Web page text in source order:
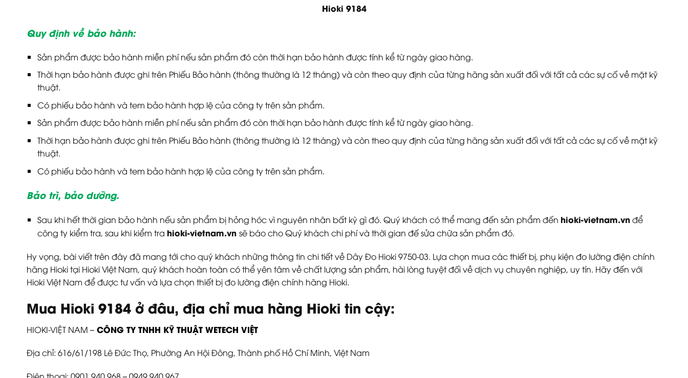
Hioki 9184
Quy định về bảo hành:
Sản phẩm được bảo hành miễn phí nếu sản phẩm đó còn thời hạn bảo hành được tính kể từ ngày giao hàng.
Thời hạn bảo hành được ghi trên Phiếu Bảo hành (thông thường là 12 tháng) và còn theo quy định của từng hãng sản xuất đối với tất cả các sự cố về mặt kỹ
thuật.
Có phiếu bảo hành và tem bảo hành hợp lệ của công ty trên sản phẩm.
Sản phẩm được bảo hành miễn phí nếu sản phẩm đó còn thời hạn bảo hành được tính kể từ ngày giao hàng.
Thời hạn bảo hành được ghi trên Phiếu Bảo hành (thông thường là 12 tháng) và còn theo quy định của từng hãng sản xuất đối với tất cả các sự cố về mặt kỹ
thuật.
Có phiếu bảo hành và tem bảo hành hợp lệ của công ty trên sản phẩm.
Bảo trì, bảo dưỡng.
Sau khi hết thời gian bảo hành nếu sản phẩm bị hỏng hóc vì nguyên nhân bất kỳ gì đó. Quý khách có thể mang đến sản phẩm đến hioki-vietnam.vnđể
công ty kiểm tra, sau khi kiểm tra hioki-vietnam.vn sẽ báo cho Quý khách chi phí và thời gian đế sửa chữa sản phẩm đó.
Hy vọng, bài viết trên đây đã mang tới cho quý khách những thông tin chi tiết về Dây Đo Hioki 9750-03. Lựa chọn mua các thiết bị, phụ kiện đo lường điện chính
hãng Hioki tại Hioki Việt Nam, quý khách hoàn toàn có thể yên tâm về chất lượng sản phẩm, hài lòng tuyệt đối về dịch vụ chuyên nghiệp, uy tín. Hãy đến với
Hioki Việt Nam để được tư vấn và lựa chọn thiết bị đo lường điện chính hãng Hioki.
Mua Hioki 9184 ở đâu, địa chỉ mua hàng Hioki tin cậy:
HIOKI-VIỆT NAM – CÔNG TY TNHH KỸ THUẬT WETECH VIỆT
Địa chỉ: 616/61/198 Lê Đức Thọ, Phường An Hội Đông, Thành phố Hồ Chí Minh, Việt Nam